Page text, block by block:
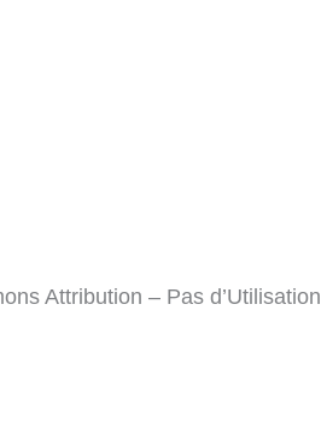
Attribution – Pas d’Utilisation